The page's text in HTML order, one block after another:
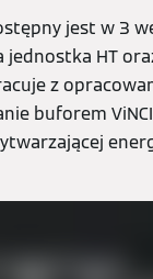
jest w 3
HT
z
buforem